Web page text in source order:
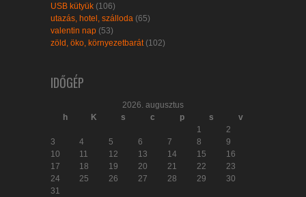
USB kütyük (106)
utazás, hotel, szálloda (65)
valentin nap (53)
zöld, öko, környezetbarát (102)
IDŐGÉP
2026. augusztus
h
K s c p s
v
1
2
3
4 5 6 7 8
9
10
11 12 13 14 15
16
17
18 19 20 21 22
23
24
25 26 27 28 29
30
31